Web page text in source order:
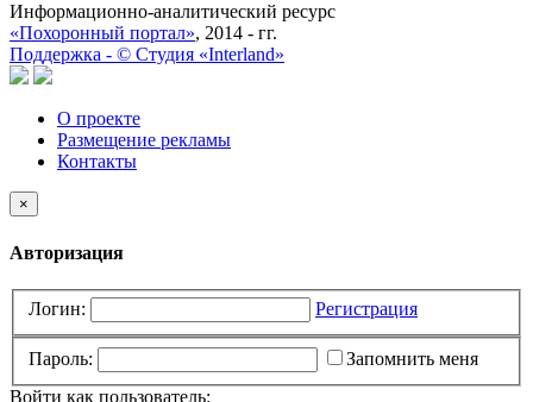
Информационно-аналитический ресурс
«Похоронный портал», 2014 - гг.
Поддержка - © Cтудия «Interland»
О проекте
Размещение рекламы
Контакты
×
Авторизация
Логин: Регистрация
Пароль:
Запомнить меня
Войти как пользователь: